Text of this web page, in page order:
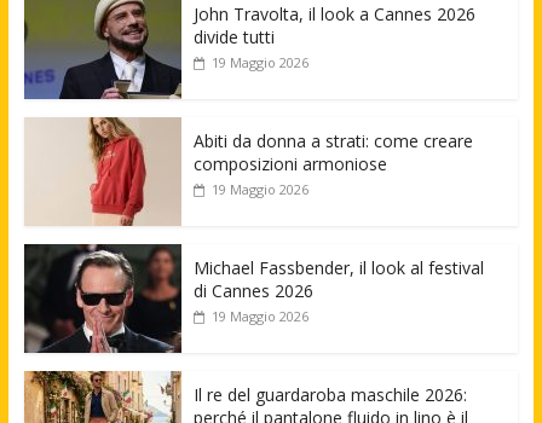
John Travolta, il look a Cannes 2026
divide tutti
19 Maggio 2026
Abiti da donna a strati: come creare
composizioni armoniose
19 Maggio 2026
Michael Fassbender, il look al festival
di Cannes 2026
19 Maggio 2026
Il re del guardaroba maschile 2026:
perché il pantalone fluido in lino è il